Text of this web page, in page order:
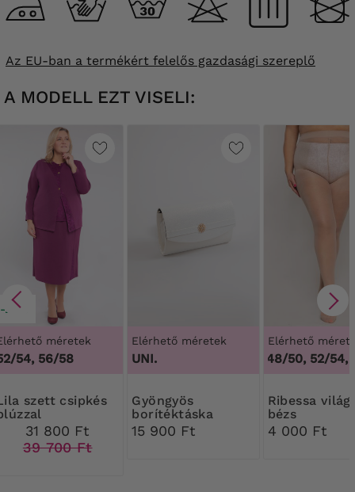
Az EU-ban a termékért felelős gazdasági szereplő
A MODELL EZT VISELI:
-20%
méretek
54, 56/58
31 800 Ft
39 700 Ft
Elérhető méretek
UNI.
Gyöngyös
borítéktáska
díszítéssel
15 900 Ft
Elérhető
44/46, 48/50, 52/54,
Ribessa világos
bézs
4 000 Ft